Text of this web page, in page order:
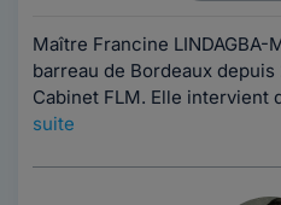
Maître Francine LINDAGBA-
barreau de Bordeaux
Cabinet FLM. Elle intervient
suite